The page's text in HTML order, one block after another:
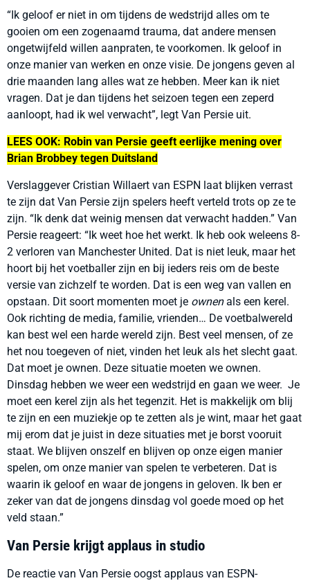
“Ik geloof er niet in om tijdens de wedstrijd alles om te
gooien om een zogenaamd trauma, dat andere mensen
ongetwijfeld willen aanpraten, te voorkomen. Ik geloof in
onze manier van werken en onze visie. De jongens geven al
drie maanden lang alles wat ze hebben. Meer kan ik niet
vragen. Dat je dan tijdens het seizoen tegen een zeperd
aanloopt, had ik wel verwacht”, legt Van Persie uit.
LEES OOK: Robin van Persie geeft eerlijke mening over
Brian Brobbey tegen Duitsland
Verslaggever Cristian Willaert van ESPN laat blijken verrast
te zijn dat Van Persie zijn spelers heeft verteld trots op ze te
zijn. “Ik denk dat weinig mensen dat verwacht hadden.” Van
Persie reageert: “Ik weet hoe het werkt. Ik heb ook weleens 8-
2 verloren van Manchester United. Dat is niet leuk, maar het
hoort bij het voetballer zijn en bij ieders reis om de beste
versie van zichzelf te worden. Dat is een weg van vallen en
opstaan. Dit soort momenten moet je ownenals een kerel.
Ook richting de media, familie, vrienden… De voetbalwereld
kan best wel een harde wereld zijn. Best veel mensen, of ze
het nou toegeven of niet, vinden het leuk als het slecht gaat.
Dat moet je ownen. Deze situatie moeten we ownen.
Dinsdag hebben we weer een wedstrijd en gaan we weer. Je
moet een kerel zijn als het tegenzit. Het is makkelijk om blij
te zijn en een muziekje op te zetten als je wint, maar het gaat
mij erom dat je juist in deze situaties met je borst vooruit
staat. We blijven onszelf en blijven op onze eigen manier
spelen, om onze manier van spelen te verbeteren. Dat is
waarin ik geloof en waar de jongens in geloven. Ik ben er
zeker van dat de jongens dinsdag vol goede moed op het
veld staan.”
Van Persie krijgt applaus in studio
De reactie van Van Persie oogst applaus van ESPN-